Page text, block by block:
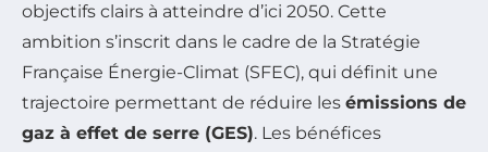
objectifs clairs à atteindre d’ici 2050. Cette
ambition s’inscrit dans le cadre de la Stratégie
Française Énergie-Climat (SFEC), qui définit une
trajectoire permettant de réduire les émissions de
gaz à effet de serre (GES). Les bénéfices